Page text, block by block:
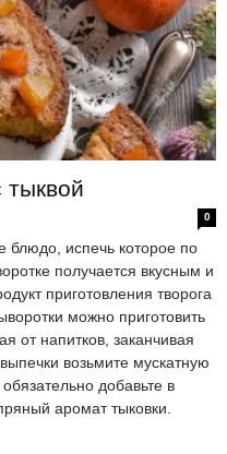
тыквой
0
блюдо, испечь которое по
получается вкусным и
приготовления творога
можно приготовить
от напитков, заканчивая
возьмите мускатную
добавьте в
аромат тыковки.